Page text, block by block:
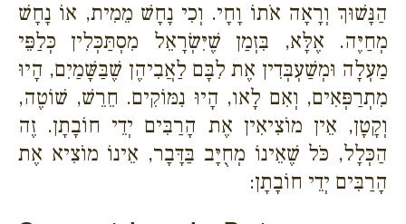
הַנָּשׁוּךְ וְרָאָה אֹתוֹ וָחָי. וְכִי נָחָשׁ מֵמִית, אוֹ נָחָשׁ
מְחַיֶּה. אֶלָּא, בִּזְמַן שֶׁיִּשְׂרָאֵל מִסְתַּכְּלִין כְּלַפֵּי
מַעְלָה וּמְשַׁעְבְּדִין אֶת לִבָּם לַאֲבִיהֶן שֶׁבַּשָּׁמַיִם, הָיוּ
מִתְרַפְּאִים, וְאִם לָאו, הָיוּ נִמּוֹקִים. חֵרֵשׁ, שׁוֹטֶה,
וְקָטָן, אֵין מוֹצִיאִין אֶת הָרַבִּים יְדֵי חוֹבָתָן. זֶה
הַכְּלָל, כֹּל שֶׁאֵינוֹ מְחֻיָּב בַּדָּבָר, אֵינוֹ מוֹצִיא אֶת
הָרַבִּים יְדֵי חוֹבָתָן: